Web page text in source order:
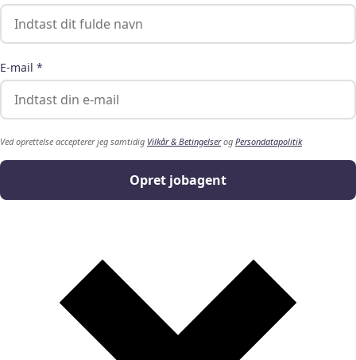
E-mail *
Ved oprettelse accepterer jeg samtidig Vilkår & Betingelserog Persondatapolitik
Opret jobagent